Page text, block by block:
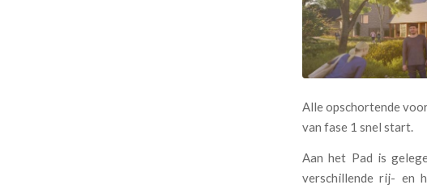
Alle opschortende
van fase 1 snel start.
Aan het Pad is
verschillende rij- en